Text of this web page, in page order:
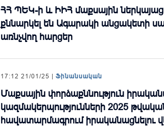
ՀՀ ՊԵԿ-ի և ԻԻՀ մաքսային
քննարկել են Ագարակի անցակետի
առնչվող հարցեր
17:12 21/01/25 | Ֆինանսական
Մաքսային փորձաքննություն
կազմակերպությունների 2025
հավատարմագրում իրականացնելու